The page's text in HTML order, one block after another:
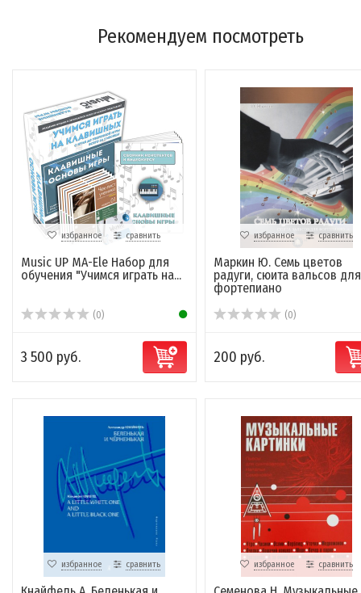
Рекомендуем посмотреть
избранное сравнить
Music UP MA-Ele Набор для
обучения "Учимся играть на...
(0)
3 500 руб.
избранное сравнить
Маркин Ю. Семь цветов
радуги, сюита вальсов для
фортепиано
(0)
200 руб.
избранное сравнить избранное сравнить